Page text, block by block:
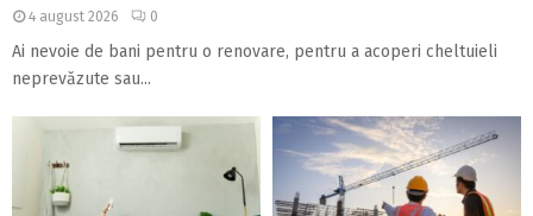
4 august 2026 0
Ai nevoie de bani pentru o renovare, pentru a acoperi cheltuieli
neprevăzute sau...